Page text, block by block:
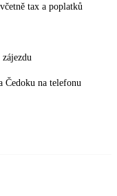
tax a poplatků
Čedoku na telefonu